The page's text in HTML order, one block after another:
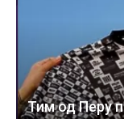
Тим од Перу